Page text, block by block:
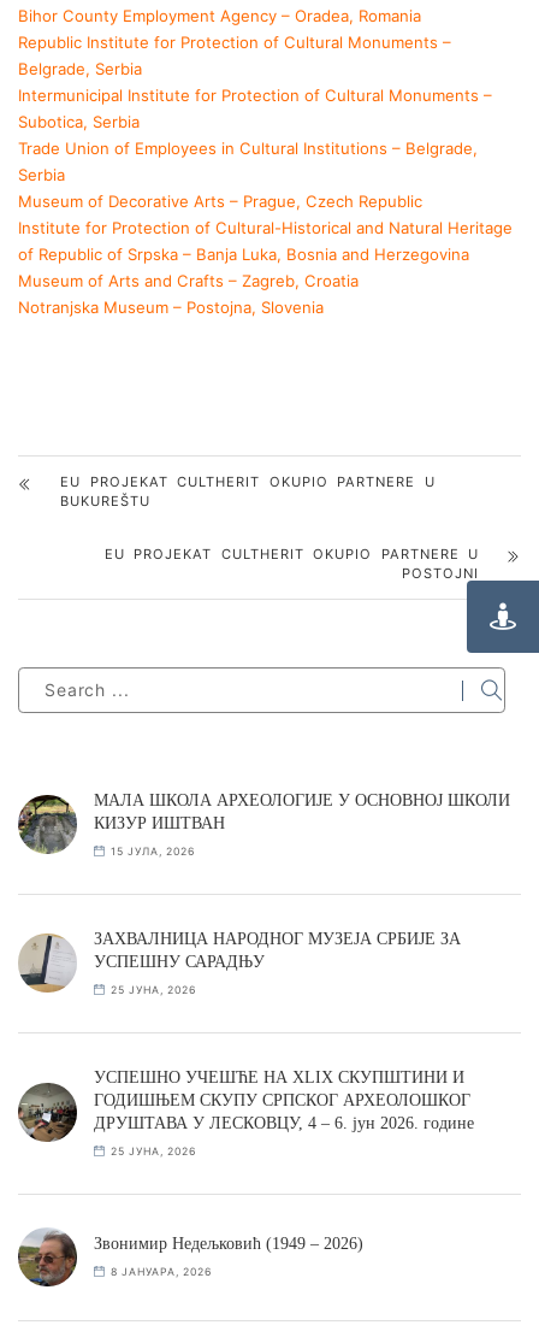
Bihor County Employment Agency – Oradea, Romania
Republic Institute for Protection of Cultural Monuments –
Belgrade, Serbia
Intermunicipal Institute for Protection of Cultural Monuments –
Subotica, Serbia
Trade Union of Employees in Cultural Institutions – Belgrade,
Serbia
Museum of Decorative Arts – Prague, Czech Republic
Institute for Protection of Cultural-Historical and Natural Heritage
of Republic of Srpska – Banja Luka, Bosnia and Herzegovina
Museum of Arts and Crafts – Zagreb, Croatia
Notranjska Museum – Postojna, Slovenia
EU PROJEKAT CULTHERIT OKUPIO PARTNERE U
BUKUREŠTU
EU PROJEKAT CULTHERIT OKUPIO PARTNERE U
POSTOJNI
МАЛА ШКОЛА АРХЕОЛОГИЈЕ У ОСНОВНОЈ ШКОЛИ
КИЗУР ИШТВАН
15 ЈУЛА, 2026
ЗАХВАЛНИЦА НАРОДНОГ МУЗЕЈА СРБИЈЕ ЗА
УСПЕШНУ САРАДЊУ
25 ЈУНА, 2026
УСПЕШНО УЧЕШЋЕ НА XLIX СКУПШТИНИ И
ГОДИШЊЕМ СКУПУ СРПСКОГ АРХЕОЛОШКОГ
ДРУШТАВА У ЛЕСКОВЦУ, 4 – 6. јун 2026. године
25 ЈУНА, 2026
Звонимир Недељковић (1949 – 2026)
8 ЈАНУАРА, 2026